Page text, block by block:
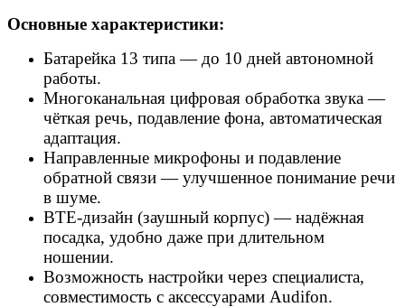
Основные характеристики:
Батарейка 13 типа — до 10 дней автономной
работы.
Многоканальная цифровая обработка звука —
чёткая речь, подавление фона, автоматическая
адаптация.
Направленные микрофоны и подавление
обратной связи — улучшенное понимание речи
в шуме.
BTE-дизайн (заушный корпус) — надёжная
посадка, удобно даже при длительном
ношении.
Возможность настройки через специалиста,
совместимость с аксессуарами Audifon.